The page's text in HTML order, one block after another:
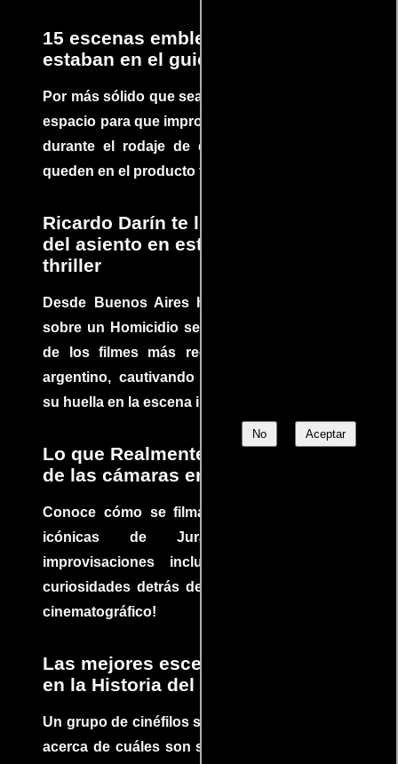
No Aceptar
15 escenas emblemáticas que no
estaban en el guion
Por más sólido que sea un guión siempre hay
espacio para que improvisaciones que se dan
durante el rodaje de determinadas escenas
queden en el producto final.
Ricardo Darín te llevará al borde
del asiento en este increíble
thriller
Desde Buenos Aires hasta el mundo, Tesis
sobre un Homicidio se ha convertido en uno
de los filmes más recomendados del cine
argentino, cautivando audiencias y dejando
su huella en la escena internacional.
Lo que Realmente Sucedió detrás
de las cámaras en Jurassic Park
Conoce cómo se filmaron algunas escenas
icónicas de Jurassic Park, con
improvisaciones incluidas. ¡Descubre las
curiosidades detrás del rodaje de un clásico
cinematográfico!
Las mejores escenas de acción
en la Historia del cine
Un grupo de cinéfilos se juntaron para debatir
acerca de cuáles son sus escenas de acción